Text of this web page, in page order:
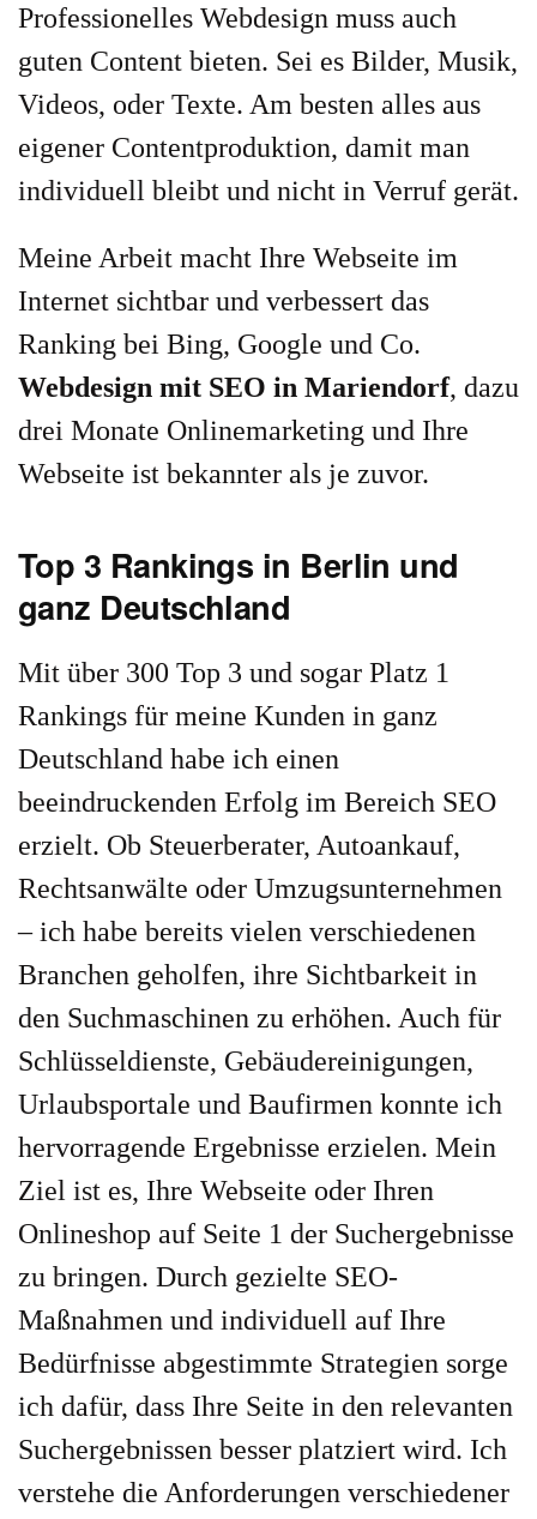
Professionelles Webdesign muss auch
guten Content bieten. Sei es Bilder, Musik,
Videos, oder Texte. Am besten alles aus
eigener Contentproduktion, damit man
individuell bleibt und nicht in Verruf gerät.
Meine Arbeit macht Ihre Webseite im
Internet sichtbar und verbessert das
Ranking bei Bing, Google und Co.
Webdesign mit SEO in Mariendorf, dazu
drei Monate Onlinemarketing und Ihre
Webseite ist bekannter als je zuvor.
Top 3 Rankings in Berlin und
ganz Deutschland
Mit über 300 Top 3 und sogar Platz 1
Rankings für meine Kunden in ganz
Deutschland habe ich einen
beeindruckenden Erfolg im Bereich SEO
erzielt. Ob Steuerberater, Autoankauf,
Rechtsanwälte oder Umzugsunternehmen
– ich habe bereits vielen verschiedenen
Branchen geholfen, ihre Sichtbarkeit in
den Suchmaschinen zu erhöhen. Auch für
Schlüsseldienste, Gebäudereinigungen,
Urlaubsportale und Baufirmen konnte ich
hervorragende Ergebnisse erzielen. Mein
Ziel ist es, Ihre Webseite oder Ihren
Onlineshop auf Seite 1 der Suchergebnisse
zu bringen. Durch gezielte SEO-
Maßnahmen und individuell auf Ihre
Bedürfnisse abgestimmte Strategien sorge
ich dafür, dass Ihre Seite in den relevanten
Suchergebnissen besser platziert wird. Ich
verstehe die Anforderungen verschiedener